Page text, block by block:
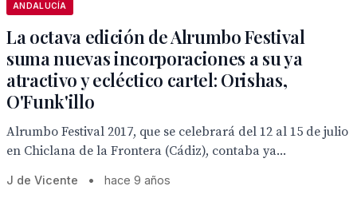
ANDALUCÍA
La octava edición de Alrumbo Festival
suma nuevas incorporaciones a su ya
atractivo y ecléctico cartel: Orishas,
O'Funk'illo
Alrumbo Festival 2017, que se celebrará del 12 al 15 de julio
en Chiclana de la Frontera (Cádiz), contaba ya...
J de Vicente • hace 9 años